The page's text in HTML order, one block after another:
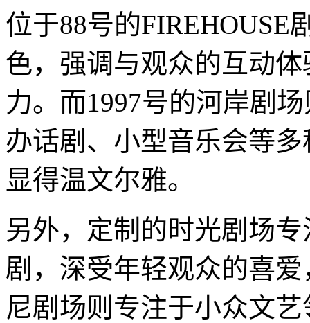
位于88号的FIREHOUSE
色，强调与观众的互动
力。而1997号的河岸剧
办话剧、小型音乐会等
显得温文尔雅。
另外，定制的时光剧场
剧，深受年轻观众的喜
尼剧场则专注于小众文